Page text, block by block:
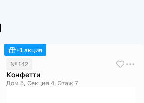
+1 акция
№ 142
Конфетти
Дом 5, Секция 4, Этаж 7